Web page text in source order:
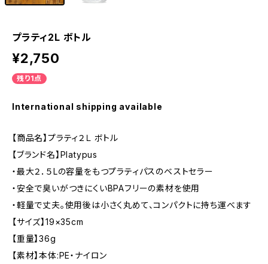
プラティ2L ボトル
¥2,750
残り1点
International shipping available
【商品名】プラティ２Ｌ ボトル
【ブランド名】Platypus
・最大２．５Lの容量をもつプラティパスのベストセラー
・安全で臭いがつきにくいBPAフリーの素材を使用
・軽量で丈夫。使用後は小さく丸めて、コンパクトに持ち運べます
【サイズ】19×35cm
【重量】36g
【素材】本体:PE・ナイロン